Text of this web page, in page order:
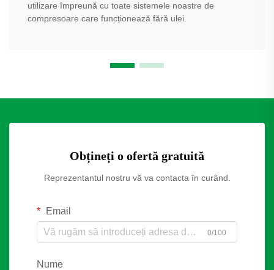
utilizare împreună cu toate sistemele noastre de
compresoare care funcționează fără ulei.
Obțineți o ofertă gratuită
Reprezentantul nostru vă va contacta în curând.
Email
0/100
Nume